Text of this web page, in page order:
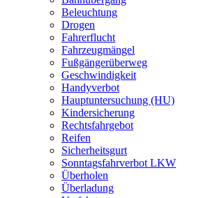
Beleuchtung
Drogen
Fahrerflucht
Fahrzeugmängel
Fußgängerüberweg
Geschwindigkeit
Handyverbot
Hauptuntersuchung (HU)
Kindersicherung
Rechtsfahrgebot
Reifen
Sicherheitsgurt
Sonntagsfahrverbot LKW
Überholen
Überladung